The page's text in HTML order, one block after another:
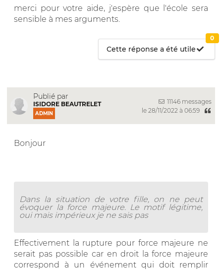
merci pour votre aide, j'espère que l'école sera
sensible à mes arguments.
Cette réponse a été utile
0
Publié par
ISIDORE BEAUTRELET
ADMIN
11146 messages
le 28/11/2022 à 06:59
Bonjour
Dans la situation de votre fille, on ne peut
évoquer la force majeure. Le motif légitime,
oui mais impérieux je ne sais pas
Effectivement la rupture pour force majeure ne
serait pas possible car en droit la force majeure
correspond à un événement qui doit remplir